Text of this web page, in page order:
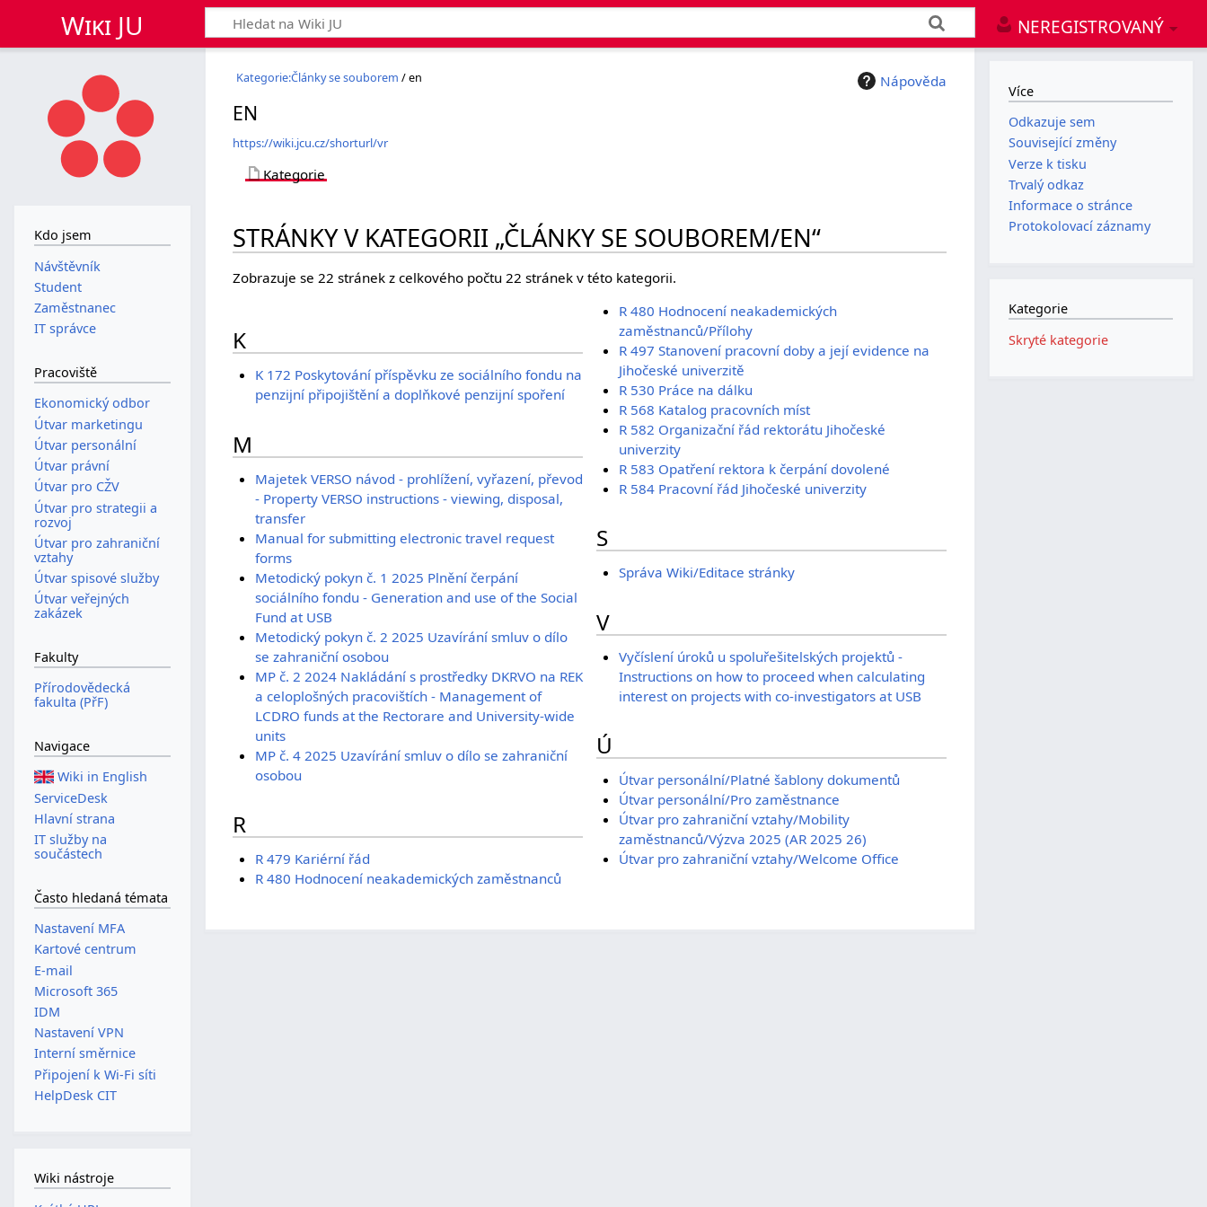
NEREGISTROVANÝ
Wiki JU
Nápověda
Kategorie:Články se souborem / en
EN
https://wiki.jcu.cz/shorturl/vr
Kategorie
STRÁNKY V KATEGORII „ČLÁNKY SE SOUBOREM/EN“
Zobrazuje se 22 stránek z celkového počtu 22 stránek v této kategorii.
K
K 172 Poskytování příspěvku ze sociálního fondu na
penzijní připojištění a doplňkové penzijní spoření
M
Majetek VERSO návod - prohlížení, vyřazení, převod
- Property VERSO instructions - viewing, disposal,
transfer
Manual for submitting electronic travel request
forms
Metodický pokyn č. 1 2025 Plnění čerpání
sociálního fondu - Generation and use of the Social
Fund at USB
Metodický pokyn č. 2 2025 Uzavírání smluv o dílo
se zahraniční osobou
MP č. 2 2024 Nakládání s prostředky DKRVO na REK
a celoplošných pracovištích - Management of
LCDRO funds at the Rectorare and University-wide
units
MP č. 4 2025 Uzavírání smluv o dílo se zahraniční
osobou
R
R 479 Kariérní řád
R 480 Hodnocení neakademických zaměstnanců
R 480 Hodnocení neakademických
zaměstnanců/Přílohy
R 497 Stanovení pracovní doby a její evidence na
Jihočeské univerzitě
R 530 Práce na dálku
R 568 Katalog pracovních míst
R 582 Organizační řád rektorátu Jihočeské
univerzity
R 583 Opatření rektora k čerpání dovolené
R 584 Pracovní řád Jihočeské univerzity
S
Správa Wiki/Editace stránky
V
Vyčíslení úroků u spoluřešitelských projektů -
Instructions on how to proceed when calculating
interest on projects with co-investigators at USB
Ú
Útvar personální/Platné šablony dokumentů
Útvar personální/Pro zaměstnance
Útvar pro zahraniční vztahy/Mobility
zaměstnanců/Výzva 2025 (AR 2025 26)
Útvar pro zahraniční vztahy/Welcome Office
Kdo jsem
Návštěvník
Student
Zaměstnanec
IT správce
Pracoviště
Ekonomický odbor
Útvar marketingu
Útvar personální
Útvar právní
Útvar pro CŽV
Útvar pro strategii a
rozvoj
Útvar pro zahraniční
vztahy
Útvar spisové služby
Útvar veřejných
zakázek
Fakulty
Přírodovědecká
fakulta (PřF)
Navigace
Wiki in English
ServiceDesk
Hlavní strana
IT služby na
součástech
Často hledaná témata
Nastavení MFA
Kartové centrum
E-mail
Microsoft 365
IDM
Nastavení VPN
Interní směrnice
Připojení k Wi-Fi síti
HelpDesk CIT
Wiki nástroje
Více
Odkazuje sem
Související změny
Verze k tisku
Trvalý odkaz
Informace o stránce
Protokolovací záznamy
Kategorie
Skryté kategorie